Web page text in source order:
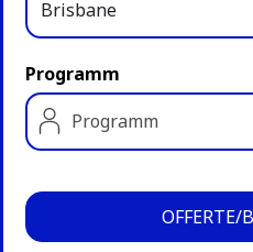
Programm
Programm
OFFERTE/